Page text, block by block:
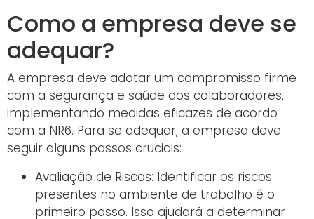
Como a empresa deve se
adequar?
A empresa deve adotar um compromisso firme
com a segurança e saúde dos colaboradores,
implementando medidas eficazes de acordo
com a NR6. Para se adequar, a empresa deve
seguir alguns passos cruciais:
Avaliação de Riscos: Identificar os riscos
presentes no ambiente de trabalho é o
primeiro passo. Isso ajudará a determinar